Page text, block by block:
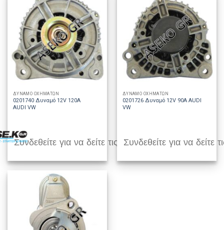
ΔΥΝΑΜΟ ΟΧΗΜΑΤΩΝ
0201740 Δυναμό 12V 120A
AUDI VW
Συνδεθείτε για να δείτε τις τιμές
ΔΥΝΑΜΟ ΟΧΗΜΑΤΩΝ
0201726 Δυναμό 12V 90A AUDI
VW
Συνδεθείτε για να δείτε